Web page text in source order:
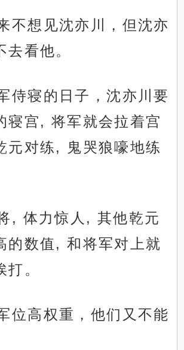
不想见沈亦川，但沈亦
去看他。
侍寝的日子，沈亦川要
寝宫, 将军就会拉着宫
元对练, 鬼哭狼嚎地练
, 体力惊人, 其他乾元
的数值, 和将军对上就
。
位高权重，他们又不能